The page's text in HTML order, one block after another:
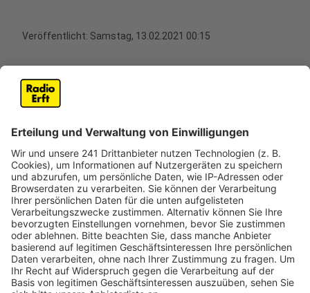
Veröffentlicht: Samstag, 13.02.2021 00:15
2016 in aller Munde gewesen war. Mehrere
Goldauszeichnungen und ein Dauerbrenner im Radio
haben ihn automatisch in die Musik-Topspitze gehievt.
Zwischendurch wurde es um ihn doch recht ruhig,
damit ist jetzt Schluss. Nun könnte Rag'N'Bone Man
ähnliche Erfolge mit seiner neuen Single "All You Ever
Wanted" feiern.